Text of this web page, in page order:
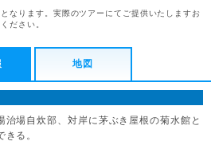
なります。実際のツアーにてご提供いたしますお
ださい。
地図
場自炊部、対岸に茅ぶき屋根の菊水館と
る。